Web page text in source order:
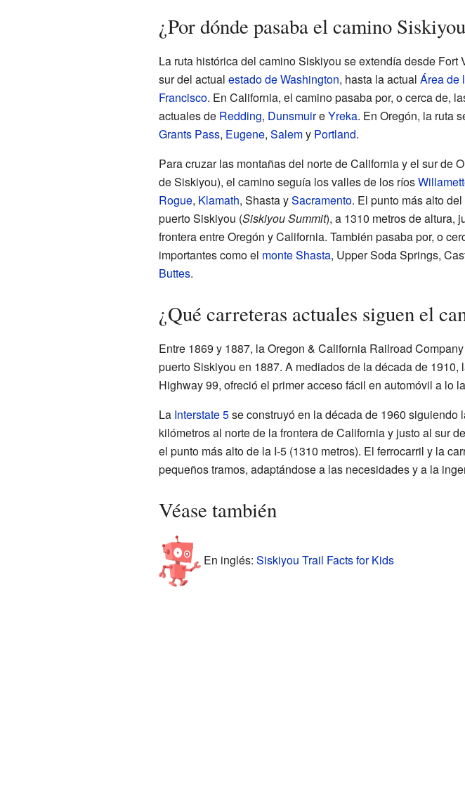
¿Por dónde pasaba el camino
La ruta histórica del camino Siskiyou se extendía desde Fort
sur del actual estado de Washington, hasta la actual Área de
Francisco. En California, el camino pasaba por, o cerca de,
actuales de Redding, DunsmuireYreka. En Oregón, la ruta
Grants Pass, Eugene, Salemy Portland.
Para cruzar las montañas del norte de California y el sur de
de Siskiyou), el camino seguía los valles de los ríos
Rogue, Klamath, Shasta ySacramento. El punto más alto
puerto Siskiyou (Siskiyou Summit), a 1310 metros de altura,
frontera entre Oregón y California. También pasaba por, o
importantes como el monte Shasta, Upper Soda Springs,
Buttes.
¿Qué carreteras actuales siguen el
Entre 1869 y 1887, la Oregon & California Railroad
puerto Siskiyou en 1887. A mediados de la década de
Highway 99, ofreció el primer acceso fácil en automóvil a lo
La Interstate 5se construyó en la década de 1960 siguiendo
kilómetros al norte de la frontera de California y justo al sur
el punto más alto de la I-5 (1310 metros). El ferrocarril y la
pequeños tramos, adaptándose a las necesidades y a la
Véase también
En inglés: Siskiyou Trail Facts for Kids